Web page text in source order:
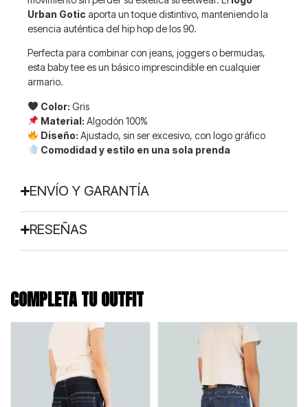
Urban Gotic aporta un toque distintivo, manteniendo la
esencia auténtica del hip hop de los 90.
Perfecta para combinar con jeans, joggers o bermudas,
esta baby tee es un básico imprescindible en cualquier
armario.
Color: Gris
Material: Algodón 100%
Diseño: Ajustado, sin ser excesivo, con logo gráfico
Comodidad y estilo en una sola prenda
ENVÍO Y GARANTÍA
RESEÑAS
COMPLETA TU OUTFIT